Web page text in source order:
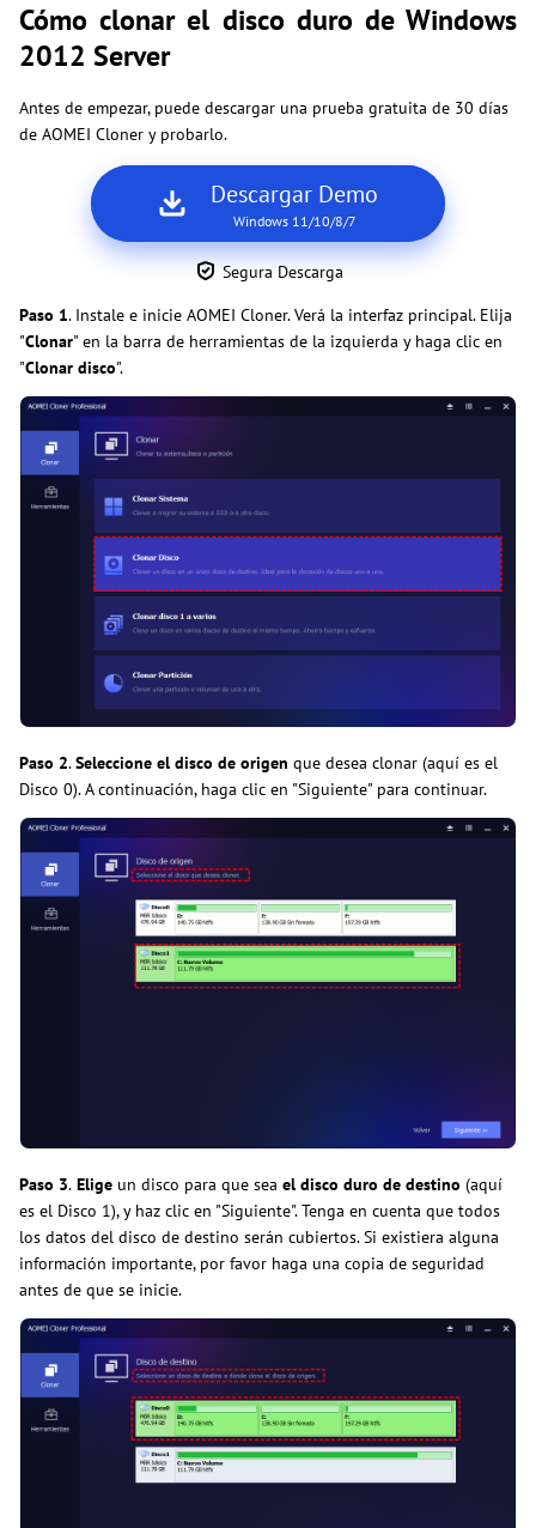
Cómo clonar el disco duro de Windows
2012 Server
Antes de empezar, puede descargar una prueba gratuita de 30 días
de AOMEI Cloner y probarlo.
Descargar Demo
Windows 11/10/8/7
Segura Descarga
Paso 1. Instale e inicie AOMEI Cloner. Verá la interfaz principal. Elija
"Clonar" en la barra de herramientas de la izquierda y haga clic en
"Clonar disco".
Paso 2.Seleccione el disco de origen que desea clonar (aquí es el
Disco 0). A continuación, haga clic en "Siguiente" para continuar.
Paso 3. Elige un disco para que sea el disco duro de destino (aquí
es el Disco 1), y haz clic en "Siguiente". Tenga en cuenta que todos
los datos del disco de destino serán cubiertos. Si existiera alguna
información importante, por favor haga una copia de seguridad
antes de que se inicie.